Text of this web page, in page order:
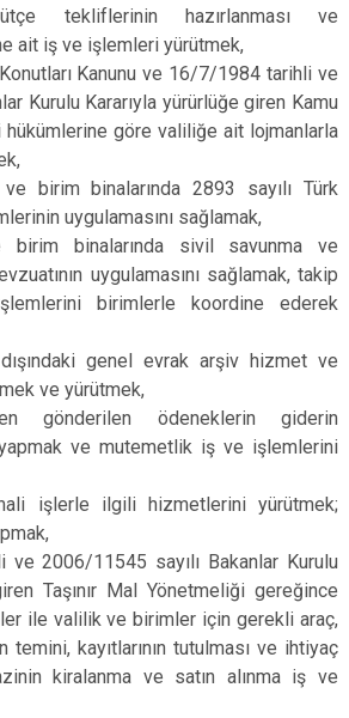
tekliflerinin hazırlanması ve
ait iş ve işlemleri yürütmek,
Kanunu ve 16/7/1984 tarihli ve
Kurulu Kararıyla yürürlüğe giren Kamu
hükümlerine göre valiliğe ait lojmanlarla
birim binalarında 2893 sayılı Türk
uygulamasını sağlamak,
birim binalarında sivil savunma ve
uygulamasını sağlamak, takip
birimlerle koordine ederek
genel evrak arşiv hizmet ve
ve yürütmek,
gönderilen ödeneklerin giderin
ve mutemetlik iş ve işlemlerini
işlerle ilgili hizmetlerini yürütmek;
2006/11545 sayılı Bakanlar Kurulu
Taşınır Mal Yönetmeliği gereğince
ile valilik ve birimler için gerekli araç,
kayıtlarının tutulması ve ihtiyaç
kiralanma ve satın alınma iş ve